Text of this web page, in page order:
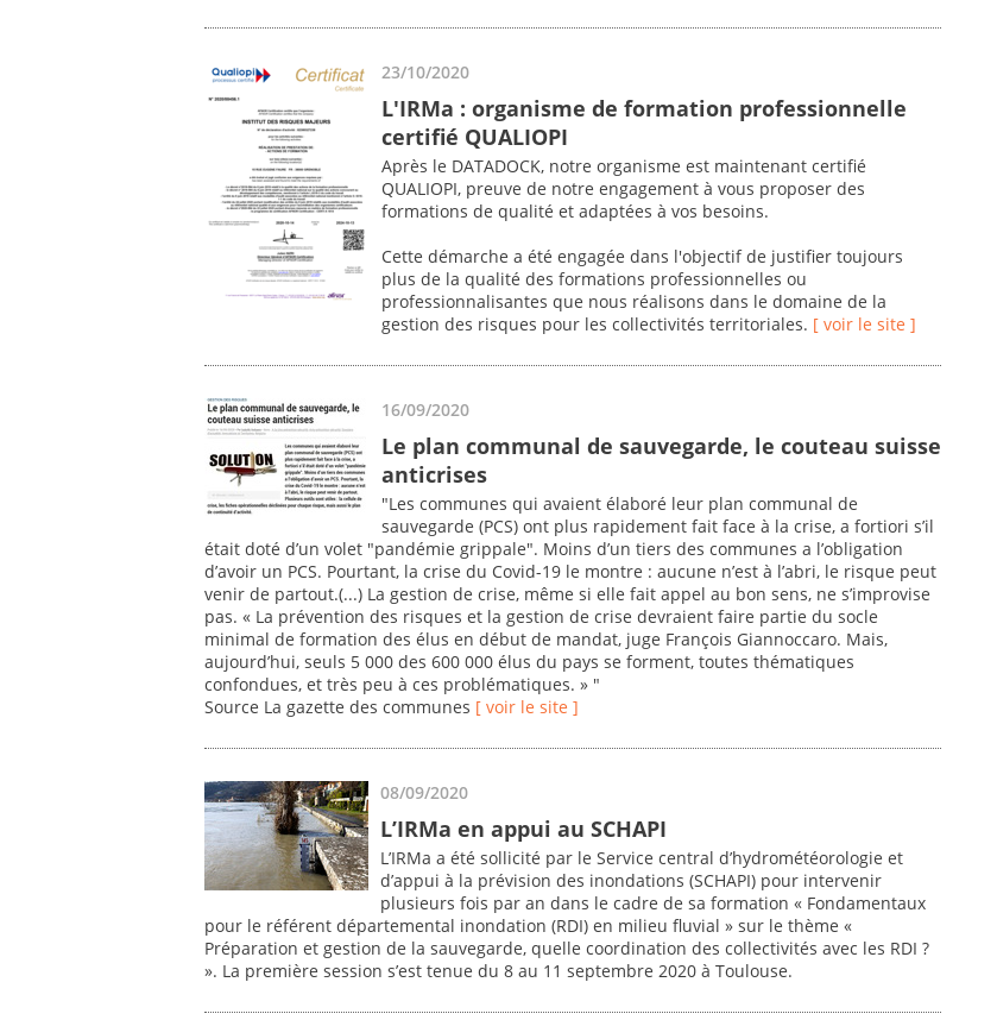
23/10/2020
L'IRMa : organisme de formation professionnelle
certifié QUALIOPI
Après le DATADOCK, notre organisme est maintenant certifié
QUALIOPI, preuve de notre engagement à vous proposer des
formations de qualité et adaptées à vos besoins.
Cette démarche a été engagée dans l'objectif de justifier toujours
plus de la qualité des formations professionnelles ou
professionnalisantes que nous réalisons dans le domaine de la
gestion des risques pour les collectivités territoriales. [ voir le site ]
16/09/2020
Le plan communal de sauvegarde, le couteau suisse
anticrises
"Les communes qui avaient élaboré leur plan communal de
sauvegarde (PCS) ont plus rapidement fait face à la crise, a fortiori s’il
était doté d’un volet "pandémie grippale". Moins d’un tiers des communes a l’obligation
d’avoir un PCS. Pourtant, la crise du Covid-19 le montre : aucune n’est à l’abri, le risque peut
venir de partout.(...) La gestion de crise, même si elle fait appel au bon sens, ne s’improvise
pas. « La prévention des risques et la gestion de crise devraient faire partie du socle
minimal de formation des élus en début de mandat, juge François Giannoccaro. Mais,
aujourd’hui, seuls 5 000 des 600 000 élus du pays se forment, toutes thématiques
confondues, et très peu à ces problématiques. » "
Source La gazette des communes [ voir le site ]
08/09/2020
L’IRMa en appui au SCHAPI
L’IRMa a été sollicité par le Service central d’hydrométéorologie et
d’appui à la prévision des inondations (SCHAPI) pour intervenir
plusieurs fois par an dans le cadre de sa formation « Fondamentaux
pour le référent départemental inondation (RDI) en milieu fluvial » sur le thème «
Préparation et gestion de la sauvegarde, quelle coordination des collectivités avec les RDI ?
». La première session s’est tenue du 8 au 11 septembre 2020 à Toulouse.